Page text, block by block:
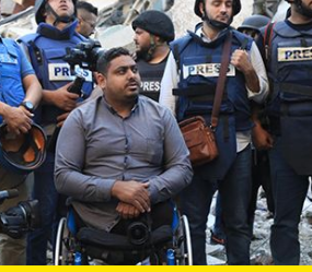
is bij media, mondiale
nieuwsagenda’s tot stand
blijven, en hoe